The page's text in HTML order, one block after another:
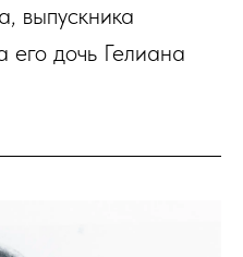
выпускника
дочь Гелиана